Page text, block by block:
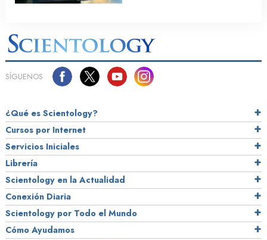
SÍGUENOS
¿Qué es Scientology?
Cursos por Internet
Servicios Iniciales
Librería
Scientology en la Actualidad
Conexión Diaria
Scientology por Todo el Mundo
Cómo Ayudamos